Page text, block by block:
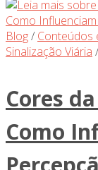
Blog/ Conteúdos
Sinalização Viária /
Cores
Como